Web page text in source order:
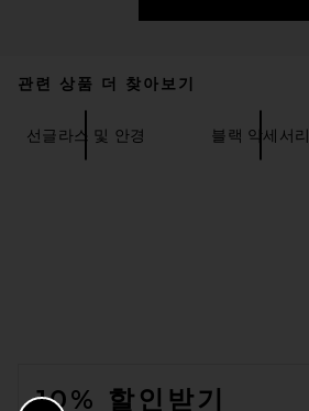
Havana, & Blue
관련 상품 더 찾아보기
선글라스 및 안경 블랙 악세서리
10% 할인받기